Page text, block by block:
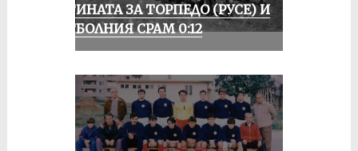
ИСТИНАТА ЗА ТОРПЕДО (РУСЕ) И
ФУТБОЛНИЯ СРАМ 0:12